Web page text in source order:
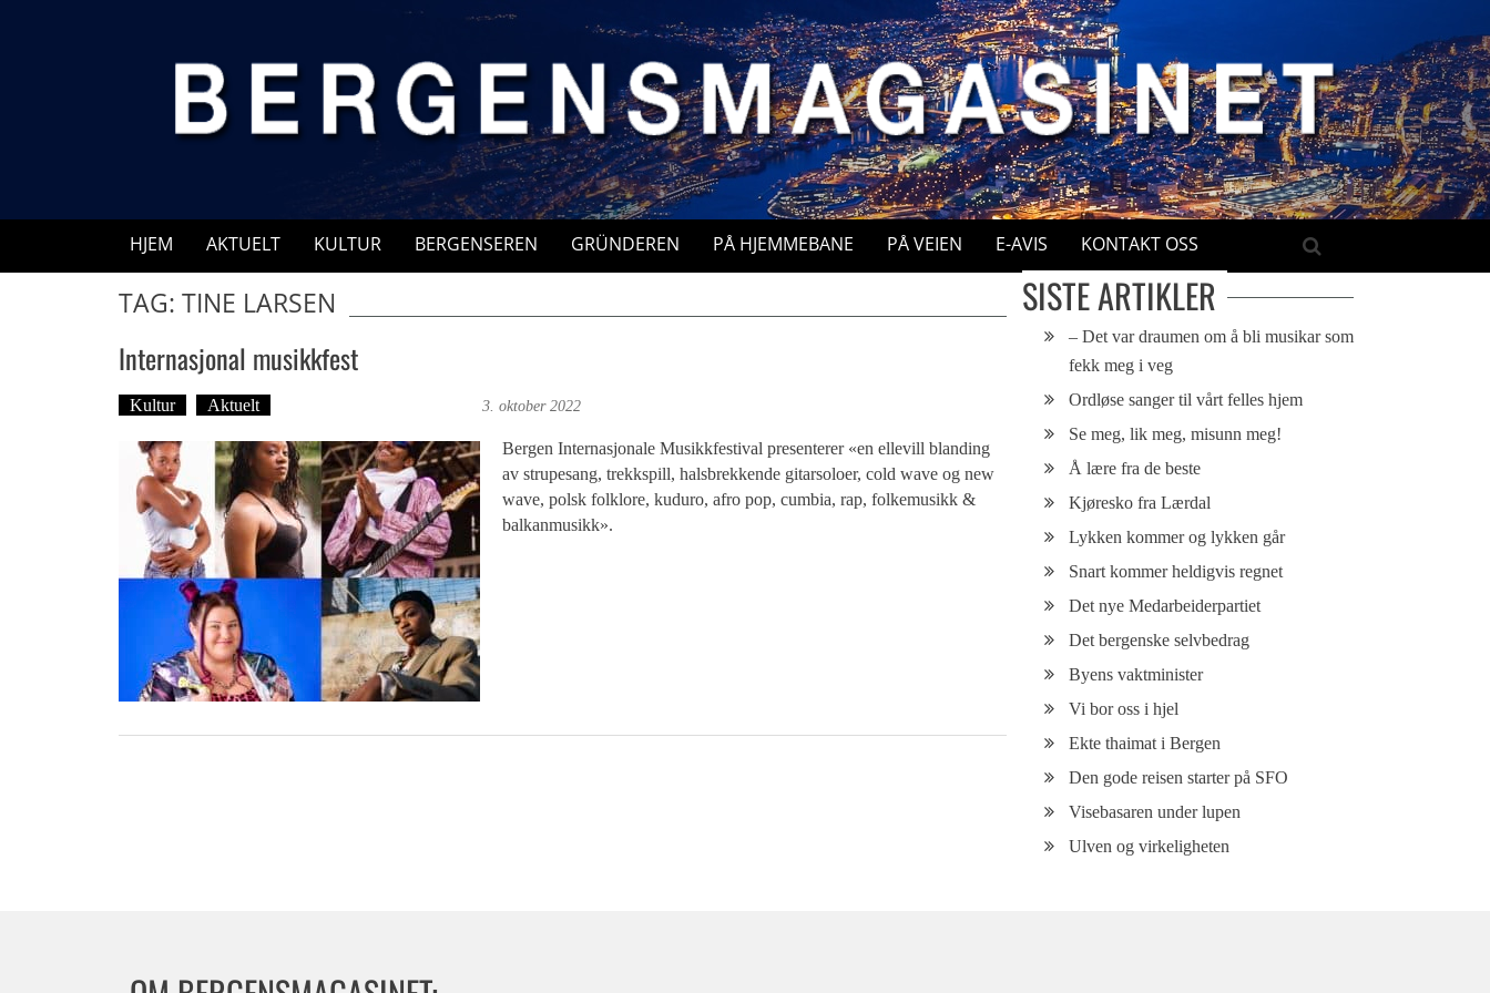
HJEM AKTUELT KULTUR BERGENSEREN GRÜNDEREN PÅ HJEMMEBANE PÅ VEIEN E-AVIS KONTAKT OSS
TAG: TINE LARSEN
Internasjonal musikkfest
Kultur Aktuelt 3. oktober 2022
Bergen Internasjonale Musikkfestival presenterer «en ellevill blanding
av strupesang, trekkspill, halsbrekkende gitarsoloer, cold wave og new
wave, polsk folklore, kuduro, afro pop, cumbia, rap, folkemusikk &
balkanmusikk».
SISTE ARTIKLER
– Det var draumen om å bli musikar som
fekk meg i veg
Ordløse sanger til vårt felles hjem
Se meg, lik meg, misunn meg!
Å lære fra de beste
Kjøresko fra Lærdal
Lykken kommer og lykken går
Snart kommer heldigvis regnet
Det nye Medarbeiderpartiet
Det bergenske selvbedrag
Byens vaktminister
Vi bor oss i hjel
Ekte thaimat i Bergen
Den gode reisen starter på SFO
Visebasaren under lupen
Ulven og virkeligheten